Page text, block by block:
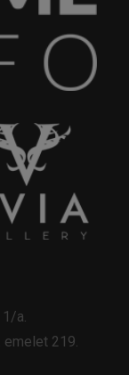
1/a.
emelet 219.